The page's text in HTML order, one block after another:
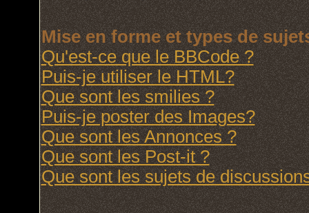
Mise en forme et types de
Qu'est-ce que le BBCode ?
Puis-je utiliser le HTML?
Que sont les smilies ?
Puis-je poster des Images?
Que sont les Annonces ?
Que sont les Post-it ?
Que sont les sujets de